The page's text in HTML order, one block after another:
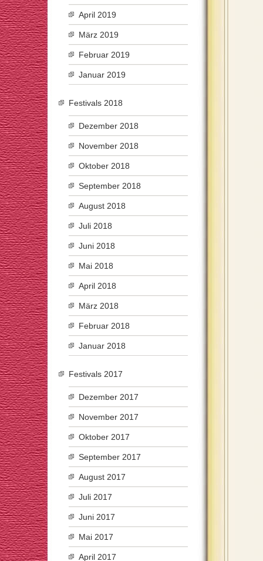
April 2019
März 2019
Februar 2019
Januar 2019
Festivals 2018
Dezember 2018
November 2018
Oktober 2018
September 2018
August 2018
Juli 2018
Juni 2018
Mai 2018
April 2018
März 2018
Februar 2018
Januar 2018
Festivals 2017
Dezember 2017
November 2017
Oktober 2017
September 2017
August 2017
Juli 2017
Juni 2017
Mai 2017
April 2017